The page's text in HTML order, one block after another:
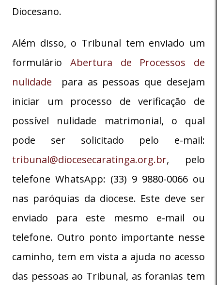
Diocesano.
Além disso, o Tribunal tem enviado um
formulário Abertura de Processos de
nulidade para as pessoas que desejam
iniciar um processo de verificação de
possível nulidade matrimonial, o qual
pode ser solicitado pelo e-mail:
tribunal@diocesecaratinga.org.br, pelo
telefone WhatsApp: (33) 9 9880-0066 ou
nas paróquias da diocese. Este deve ser
enviado para este mesmo e-mail ou
telefone. Outro ponto importante nesse
caminho, tem em vista a ajuda no acesso
das pessoas ao Tribunal, as foranias tem